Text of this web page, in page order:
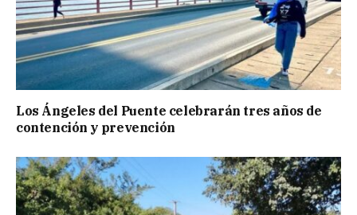
Los Ángeles del Puente celebrarán tres años de
contención y prevención